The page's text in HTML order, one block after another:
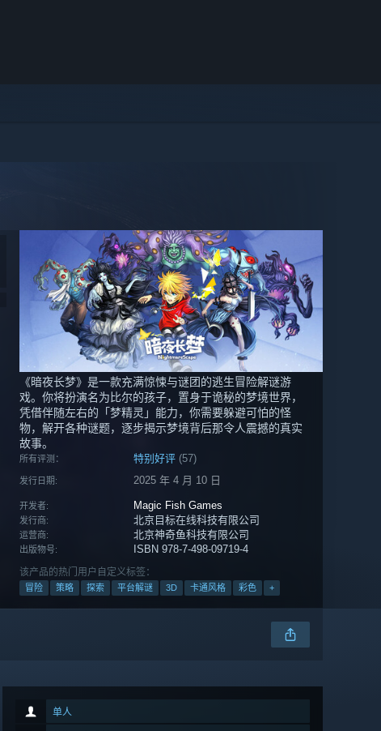
《暗夜长梦》是一款充满惊悚与谜团的逃生冒险解谜游
戏。你将扮演名为比尔的孩子，置身于诡秘的梦境世界，
凭借伴随左右的「梦精灵」能力，你需要躲避可怕的怪
物，解开各种谜题，逐步揭示梦境背后那令人震撼的真实
故事。
所有评测： 特别好评 (57)
发行日期: 2025 年 4 月 10 日
开发者: Magic Fish Games
发行商: 北京目标在线科技有限公司
运营商: 北京神奇鱼科技有限公司
出版物号: ISBN 978-7-498-09719-4
该产品的热门用户自定义标签：
冒险 策略 探索 平台解谜 3D 卡通风格 彩色 +
单人